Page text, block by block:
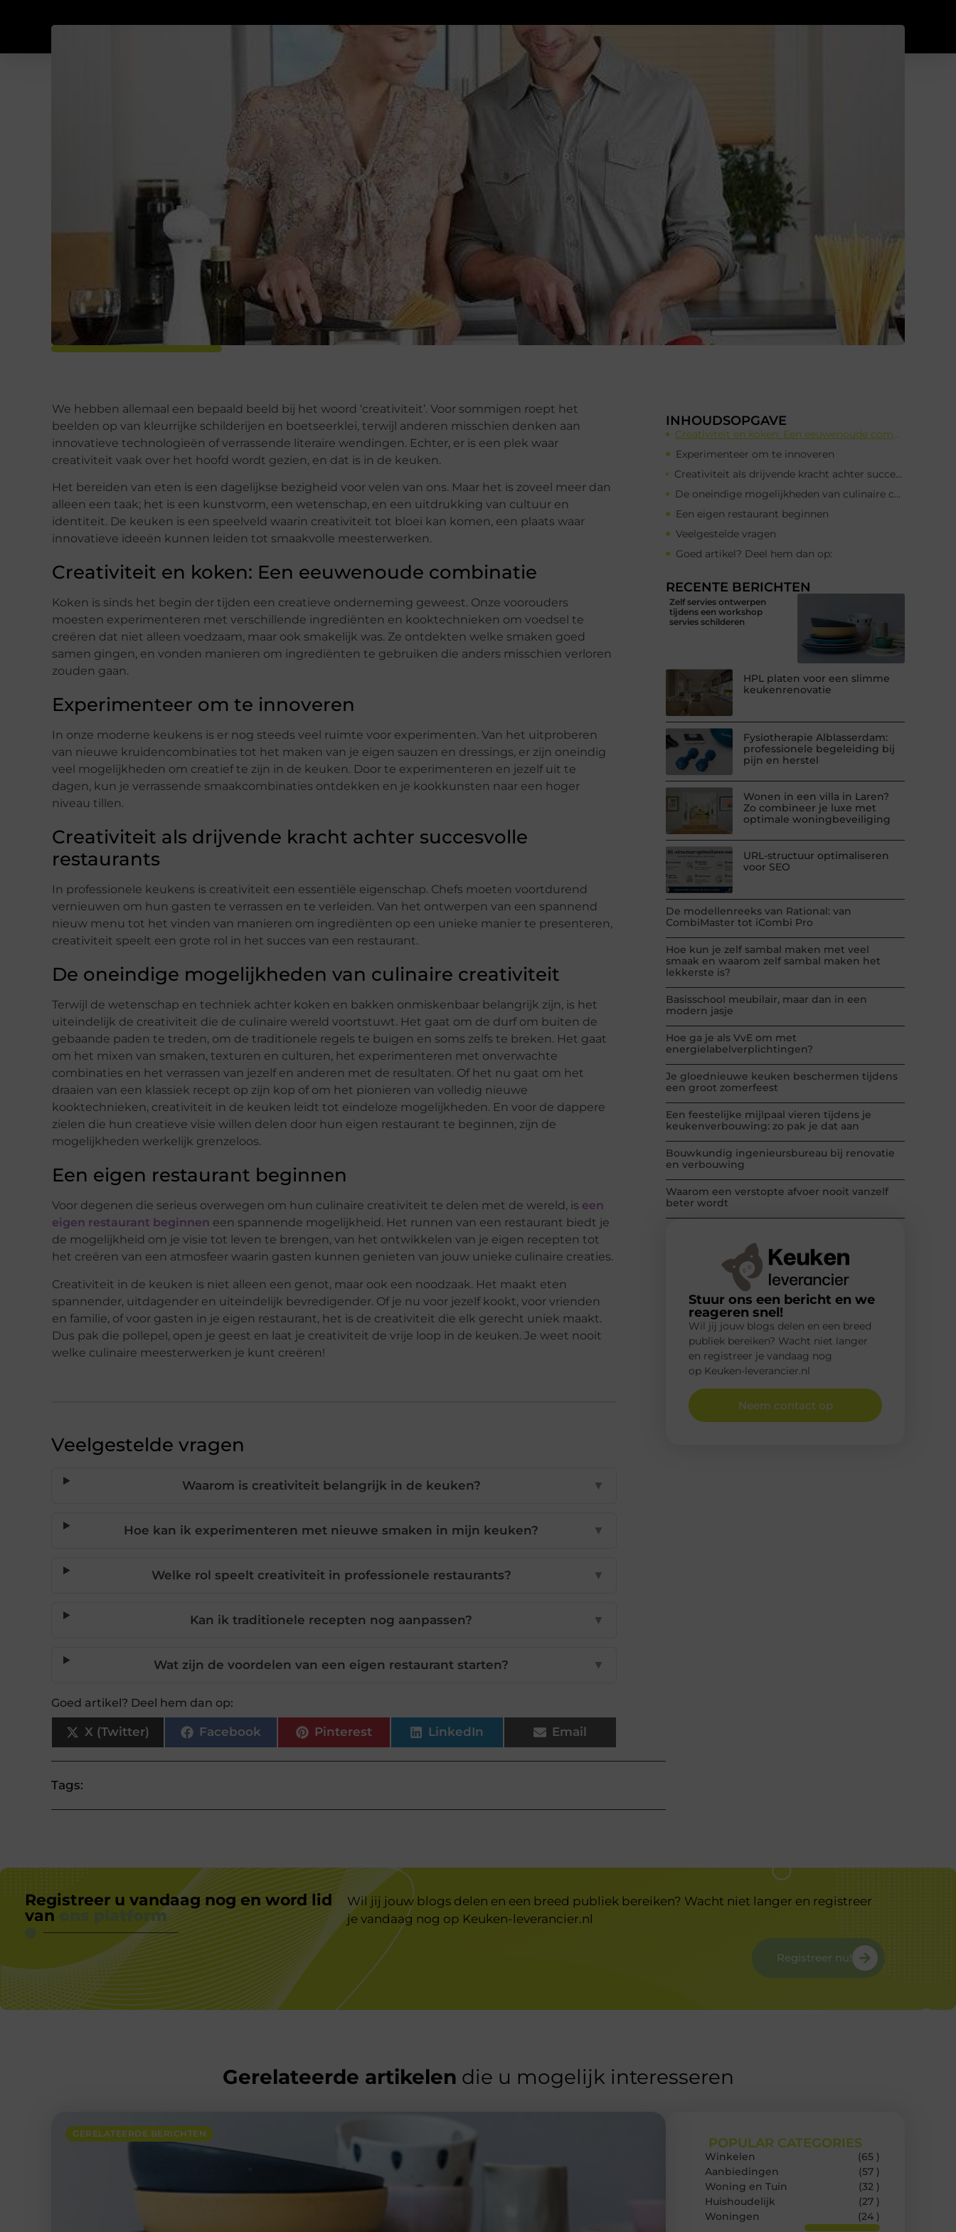
We hebben allemaal een bepaald beeld bij het woord ‘creativiteit’. Voor sommigen roept het
beelden op van kleurrijke schilderijen en boetseerklei, terwijl anderen misschien denken aan
innovatieve technologieën of verrassende literaire wendingen. Echter, er is een plek waar
creativiteit vaak over het hoofd wordt gezien, en dat is in de keuken.
Het bereiden van eten is een dagelijkse bezigheid voor velen van ons. Maar het is zoveel meer dan
alleen een taak; het is een kunstvorm, een wetenschap, en een uitdrukking van cultuur en
identiteit. De keuken is een speelveld waarin creativiteit tot bloei kan komen, een plaats waar
innovatieve ideeën kunnen leiden tot smaakvolle meesterwerken.
Creativiteit en koken: Een eeuwenoude combinatie
Koken is sinds het begin der tijden een creatieve onderneming geweest. Onze voorouders
moesten experimenteren met verschillende ingrediënten en kooktechnieken om voedsel te
creëren dat niet alleen voedzaam, maar ook smakelijk was. Ze ontdekten welke smaken goed
samen gingen, en vonden manieren om ingrediënten te gebruiken die anders misschien verloren
zouden gaan.
Experimenteer om te innoveren
In onze moderne keukens is er nog steeds veel ruimte voor experimenten. Van het uitproberen
van nieuwe kruidencombinaties tot het maken van je eigen sauzen en dressings, er zijn oneindig
veel mogelijkheden om creatief te zijn in de keuken. Door te experimenteren en jezelf uit te
dagen, kun je verrassende smaakcombinaties ontdekken en je kookkunsten naar een hoger
niveau tillen.
Creativiteit als drijvende kracht achter succesvolle
restaurants
In professionele keukens is creativiteit een essentiële eigenschap. Chefs moeten voortdurend
vernieuwen om hun gasten te verrassen en te verleiden. Van het ontwerpen van een spannend
nieuw menu tot het vinden van manieren om ingrediënten op een unieke manier te presenteren,
creativiteit speelt een grote rol in het succes van een restaurant.
De oneindige mogelijkheden van culinaire creativiteit
Terwijl de wetenschap en techniek achter koken en bakken onmiskenbaar belangrijk zijn, is het
uiteindelijk de creativiteit die de culinaire wereld voortstuwt. Het gaat om de durf om buiten de
gebaande paden te treden, om de traditionele regels te buigen en soms zelfs te breken. Het gaat
om het mixen van smaken, texturen en culturen, het experimenteren met onverwachte
combinaties en het verrassen van jezelf en anderen met de resultaten. Of het nu gaat om het
draaien van een klassiek recept op zijn kop of om het pionieren van volledig nieuwe
kooktechnieken, creativiteit in de keuken leidt tot eindeloze mogelijkheden. En voor de dappere
zielen die hun creatieve visie willen delen door hun eigen restaurant te beginnen, zijn de
mogelijkheden werkelijk grenzeloos.
Een eigen restaurant beginnen
Voor degenen die serieus overwegen om hun culinaire creativiteit te delen met de wereld, is een
eigen restaurant beginnen een spannende mogelijkheid. Het runnen van een restaurant biedt je
de mogelijkheid om je visie tot leven te brengen, van het ontwikkelen van je eigen recepten tot
het creëren van een atmosfeer waarin gasten kunnen genieten van jouw unieke culinaire creaties.
Creativiteit in de keuken is niet alleen een genot, maar ook een noodzaak. Het maakt eten
spannender, uitdagender en uiteindelijk bevredigender. Of je nu voor jezelf kookt, voor vrienden
en familie, of voor gasten in je eigen restaurant, het is de creativiteit die elk gerecht uniek maakt.
Dus pak die pollepel, open je geest en laat je creativiteit de vrije loop in de keuken. Je weet nooit
welke culinaire meesterwerken je kunt creëren!
Veelgestelde vragen
Waarom is creativiteit belangrijk in de keuken? ▼
Hoe kan ik experimenteren met nieuwe smaken in mijn keuken? ▼
Welke rol speelt creativiteit in professionele restaurants? ▼
Kan ik traditionele recepten nog aanpassen? ▼
Wat zijn de voordelen van een eigen restaurant starten? ▼
Goed artikel? Deel hem dan op:
X (Twitter) Facebook Pinterest LinkedIn Email
Tags:
INHOUDSOPGAVE
Creativiteit en koken: Een eeuwenoude combinatie
Experimenteer om te innoveren
Creativiteit als drijvende kracht achter succesvolle restaurants
De oneindige mogelijkheden van culinaire creativiteit
Een eigen restaurant beginnen
Veelgestelde vragen
Goed artikel? Deel hem dan op:
RECENTE BERICHTEN
Zelf servies ontwerpen
tijdens een workshop
servies schilderen
HPL platen voor een slimme
keukenrenovatie
Fysiotherapie Alblasserdam:
professionele begeleiding bij
pijn en herstel
Wonen in een villa in Laren?
Zo combineer je luxe met
optimale woningbeveiliging
URL-structuur optimaliseren
voor SEO
De modellenreeks van Rational: van
CombiMaster tot iCombi Pro
Hoe kun je zelf sambal maken met veel
smaak en waarom zelf sambal maken het
lekkerste is?
Basisschool meubilair, maar dan in een
modern jasje
Hoe ga je als VvE om met
energielabelverplichtingen?
Je gloednieuwe keuken beschermen tijdens
een groot zomerfeest
Een feestelijke mijlpaal vieren tijdens je
keukenverbouwing: zo pak je dat aan
Bouwkundig ingenieursbureau bij renovatie
en verbouwing
Waarom een verstopte afvoer nooit vanzelf
beter wordt
Stuur ons een bericht en we
reageren snel!
Wil jij jouw blogs delen en een breed
publiek bereiken? Wacht niet langer
en registreer je vandaag nog
op Keuken-leverancier.nl
Neem contact op
Registreer u vandaag nog en word lid
van
ons platform
Wil jij jouw blogs delen en een breed publiek bereiken? Wacht niet langer en registreer
je vandaag nog op Keuken-leverancier.nl
Registreer nu!
Gerelateerde artikelen die u mogelijk interesseren
GERELATEERDE BERICHTEN
POPULAR CATEGORIES
Winkelen
(65 )
Aanbiedingen
(57 )
Woning en Tuin
(32 )
Huishoudelijk
(27 )
Woningen
(24 )